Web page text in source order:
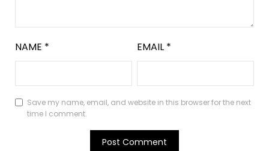
NAME * EMAIL *
Save my name, email, and website in this browser for the next
time I comment.